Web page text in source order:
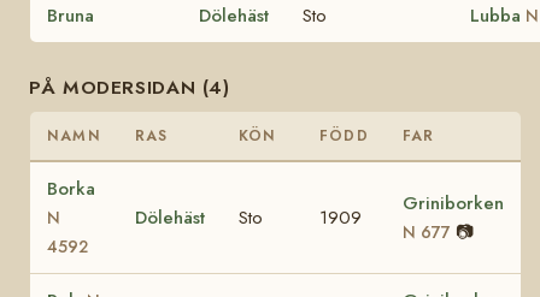
Bruna Dölehäst Sto Lubba
PÅ MODERSIDAN (4)
NAMN RAS KÖN FÖDD FAR
Borka
N
4592
Dölehäst Sto 1909
Griniborken
N 677 📷